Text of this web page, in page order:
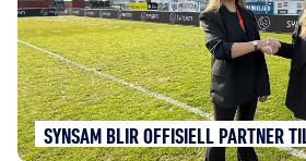
SYNSAM BLIR OFFISIELL PARTNER